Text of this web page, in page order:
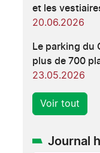
et les
20.06.2026
Le parking du
plus de 700
23.05.2026
Voir tout
Journal